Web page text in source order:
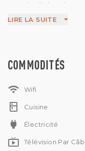
qu'un jardin luxuriant
de luxe moderne,
Pas de sous-location
Location mensuelle /
LIRE LA SUITE
COMMODITÉS
wifi Wifi
kitchen Cuisine
power Électricité
live_tv Télévision Par